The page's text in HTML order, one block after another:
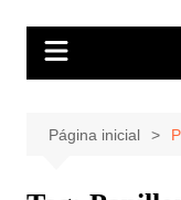
Página inicial